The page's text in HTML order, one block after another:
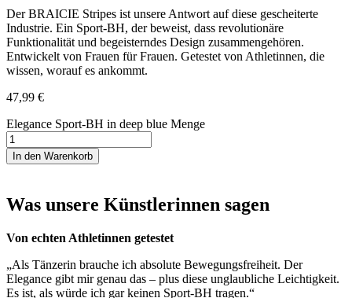
Der BRAICIE Stripes ist unsere Antwort auf diese gescheiterte
Industrie. Ein Sport-BH, der beweist, dass revolutionäre
Funktionalität und begeisterndes Design zusammengehören.
Entwickelt von Frauen für Frauen. Getestet von Athletinnen, die
wissen, worauf es ankommt.
47,99 €
Elegance Sport-BH in deep blue Menge
In den Warenkorb
Was unsere Künstlerinnen sagen
Von echten Athletinnen getestet
„Als Tänzerin brauche ich absolute Bewegungsfreiheit. Der
Elegance gibt mir genau das – plus diese unglaubliche Leichtigkeit.
Es ist, als würde ich gar keinen Sport-BH tragen.“